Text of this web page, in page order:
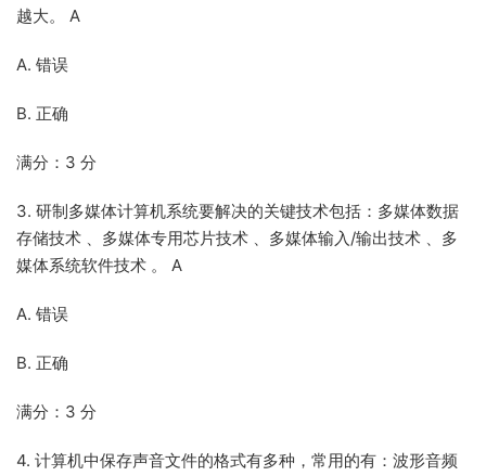
越大。 A
A. 错误
B. 正确
满分：3 分
3. 研制多媒体计算机系统要解决的关键技术包括：多媒体数据
存储技术 、多媒体专用芯片技术 、多媒体输入/输出技术 、多
媒体系统软件技术 。 A
A. 错误
B. 正确
满分：3 分
4. 计算机中保存声音文件的格式有多种，常用的有：波形音频